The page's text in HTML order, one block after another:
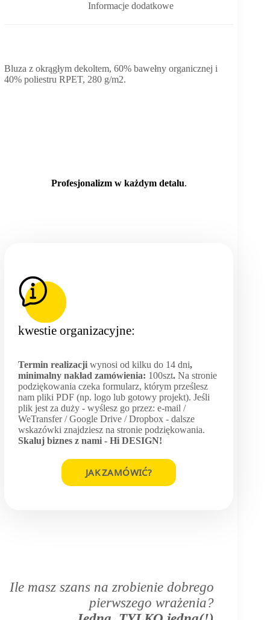
Informacje dodatkowe
Bluza z okrągłym dekoltem, 60% bawełny organicznej i
40% poliestru RPET, 280 g/m2.
Profesjonalizm w każdym detalu.
kwestie organizacyjne:
Termin realizacji wynosi od kilku do 14 dni,
minimalny nakład zamówienia: 100szt. Na stronie
podziękowania czeka formularz, którym prześlesz
nam pliki PDF (np. logo lub gotowy projekt). Jeśli
plik jest za duży - wyślesz go przez: e-mail /
WeTransfer / Google Drive / Dropbox - dalsze
wskazówki znajdziesz na stronie podziękowania.
Skaluj biznes z nami - Hi DESIGN!
JAK ZAMÓWIĆ?
Ile masz szans na zrobienie dobrego
pierwszego wrażenia?